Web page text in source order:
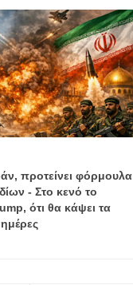
προτείνει φόρμουλα
- Στο κενό το
ότι θα κάψει τα